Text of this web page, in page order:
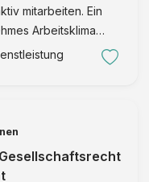
mitarbeiten. Ein
Arbeitsklima
für